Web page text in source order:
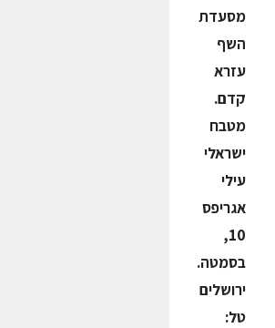
מסעדת
השף
עזרא
קדם.
מטבח
ישראלי
עילי
אגריפס
10,
בסמטה.
ירושלים
טל: